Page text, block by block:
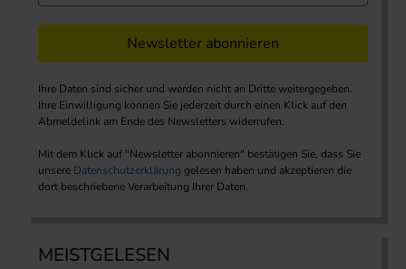
Newsletter abonnieren
Ihre Daten sind sicher und werden nicht an Dritte weitergegeben.
Ihre Einwilligung können Sie jederzeit durch einen Klick auf den
Abmeldelink am Ende des Newsletters widerrufen.
Mit dem Klick auf "Newsletter abonnieren" bestätigen Sie, dass Sie
unsere Datenschutzerklärung gelesen haben und akzeptieren die
dort beschriebene Verarbeitung Ihrer Daten.
MEISTGELESEN